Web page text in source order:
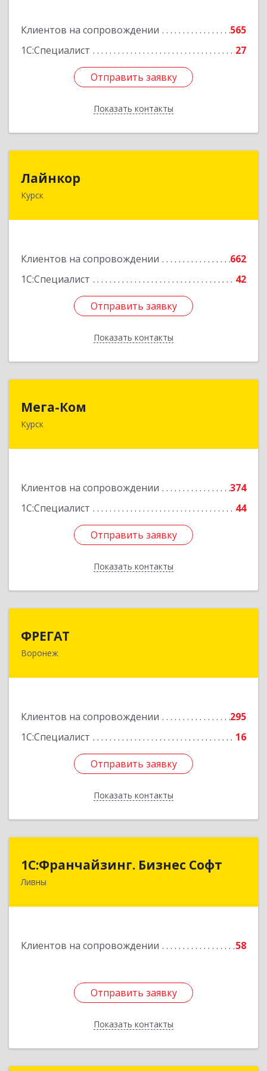
Клиентов на сопровождении
565
1С:Специалист
27
Отправить заявку
Показать контакты
Отправить заявку
Назад
Лайнкор
Курск
Клиентов на сопровождении
662
1С:Специалист
42
Отправить заявку
Показать контакты
305021, Курская обл, Курск г, Победы пр-кт, дом
Отправить заявку
Назад
Мега-Ком
Курск
Клиентов на сопровождении
374
1С:Специалист
44
Отправить заявку
Показать контакты
305001, Курская обл, Курск г, Красной Армии ул,
Отправить заявку
Назад
ФРЕГАТ
Воронеж
Клиентов на сопровождении
295
1С:Специалист
16
Отправить заявку
Показать контакты
Отправить заявку
Назад
1C:Франчайзинг. Бизнес Софт
Ливны
Клиентов на сопровождении 58
Отправить заявку
Показать контакты
1C:Франчайзинг. Бизнес Софт
303851, Орловская обл, Ливны г, Гайдара ул,
Отправить заявку
Назад